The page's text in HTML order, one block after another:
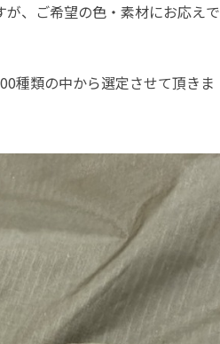
が、ご希望の色・素材にお応えで
種類の中から選定させて頂きま